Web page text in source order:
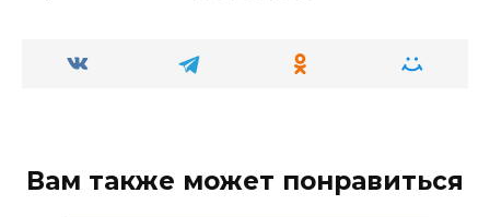
Вам также может понравиться